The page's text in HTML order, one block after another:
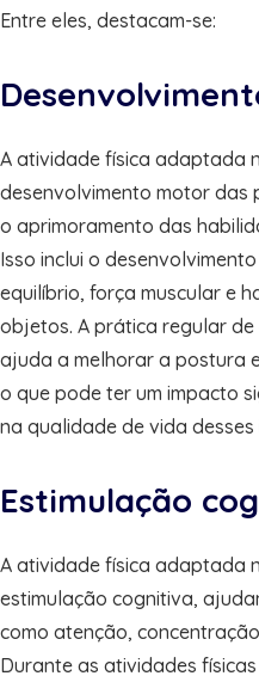
Entre eles, destacam-se:
A atividade física adaptada
desenvolvimento motor das
o aprimoramento das
Isso inclui o
equilíbrio, força muscular e
objetos. A prática regular
ajuda a melhorar a postura
o que pode ter um impacto
na qualidade de vida desses
Estimulação
A atividade física adaptada
estimulação cognitiva,
como atenção,
Durante as atividades